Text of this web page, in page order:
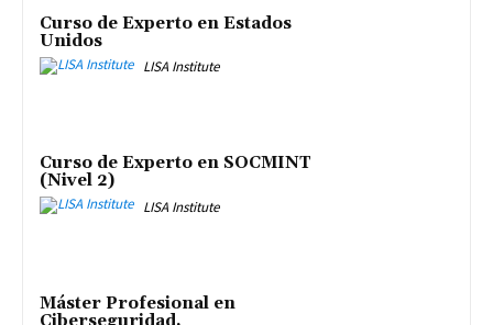
Curso de Experto en Estados
Unidos
LISA Institute
Curso de Experto en SOCMINT
(Nivel 2)
LISA Institute
Máster Profesional en